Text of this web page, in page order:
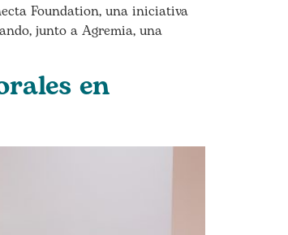
Foundation, una iniciativa
junto a Agremia, una
en